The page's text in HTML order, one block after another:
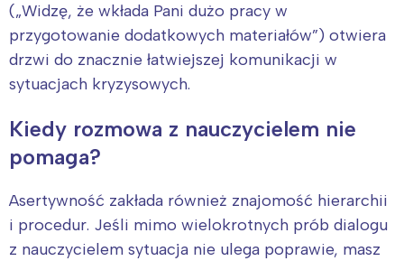
(„Widzę, że wkłada Pani dużo pracy w
przygotowanie dodatkowych materiałów”) otwiera
drzwi do znacznie łatwiejszej komunikacji w
sytuacjach kryzysowych.
Kiedy rozmowa z nauczycielem nie
pomaga?
Asertywność zakłada również znajomość hierarchii
i procedur. Jeśli mimo wielokrotnych prób dialogu
z nauczycielem sytuacja nie ulega poprawie, masz